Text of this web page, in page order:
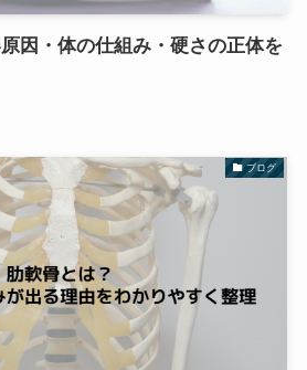
因・体の仕組み・硬さの正体を
ブログ